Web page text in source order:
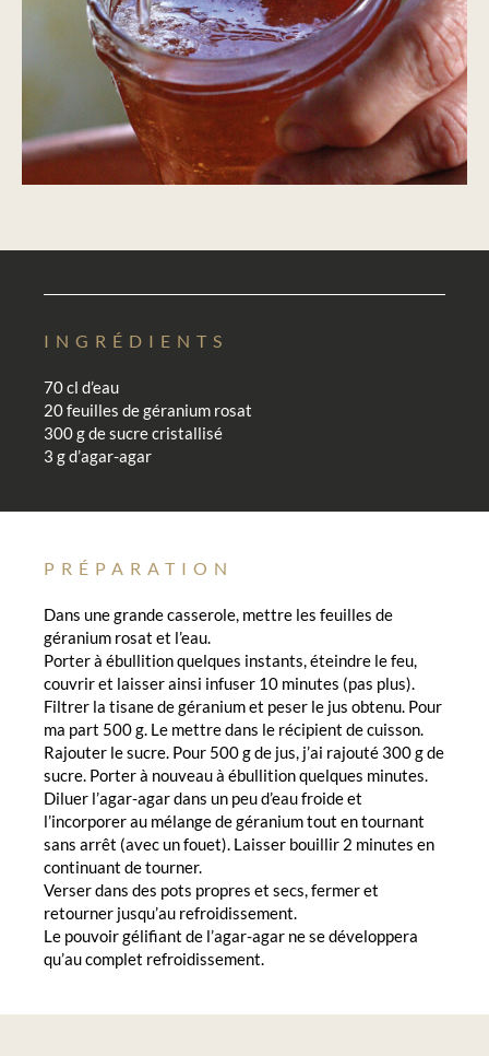
INGRÉDIENTS
70 cl d’eau
20 feuilles de géranium rosat
300 g de sucre cristallisé
3 g d’agar-agar
PRÉPARATION
Dans une grande casserole, mettre les feuilles de
géranium rosat et l’eau.
Porter à ébullition quelques instants, éteindre le feu,
couvrir et laisser ainsi infuser 10 minutes (pas plus).
Filtrer la tisane de géranium et peser le jus obtenu. Pour
ma part 500 g. Le mettre dans le récipient de cuisson.
Rajouter le sucre. Pour 500 g de jus, j’ai rajouté 300 g de
sucre. Porter à nouveau à ébullition quelques minutes.
Diluer l’agar-agar dans un peu d’eau froide et
l’incorporer au mélange de géranium tout en tournant
sans arrêt (avec un fouet). Laisser bouillir 2 minutes en
continuant de tourner.
Verser dans des pots propres et secs, fermer et
retourner jusqu’au refroidissement.
Le pouvoir gélifiant de l’agar-agar ne se développera
qu’au complet refroidissement.